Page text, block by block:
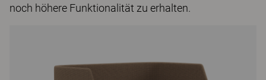
noch höhere Funktionalität zu erhalten.